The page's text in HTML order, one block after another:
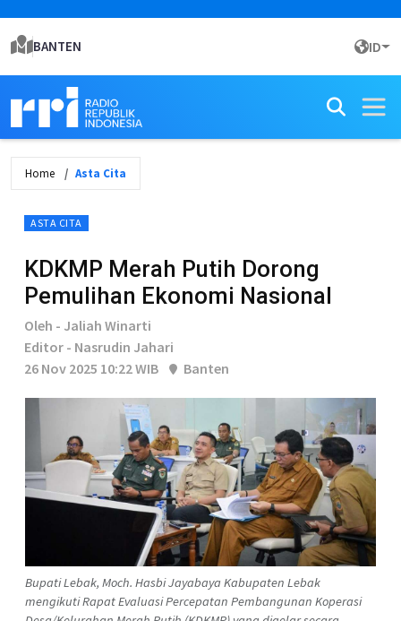
BANTEN ID
Home Asta Cita
ASTA CITA
KDKMP Merah Putih Dorong
Pemulihan Ekonomi Nasional
Oleh - Jaliah Winarti
Editor - Nasrudin Jahari
26 Nov 2025 10:22 WIB
Banten
Bupati Lebak, Moch. Hasbi Jayabaya Kabupaten Lebak
mengikuti Rapat Evaluasi Percepatan Pembangunan Koperasi